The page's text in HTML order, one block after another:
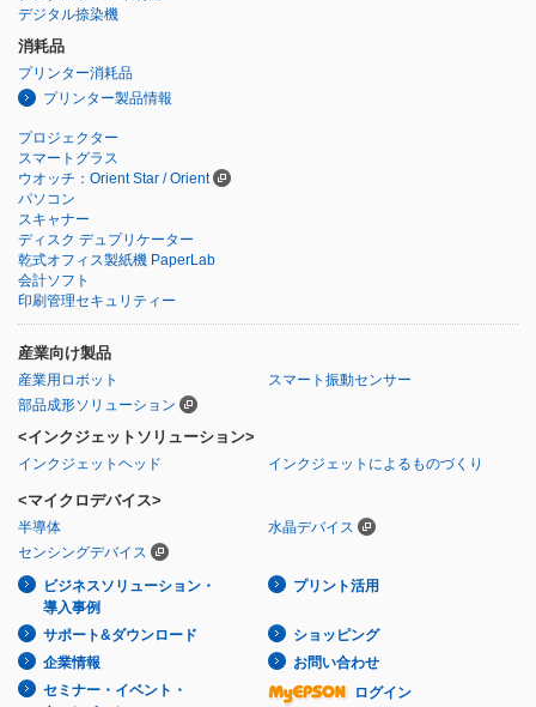
デジタル捺染機
消耗品
プリンター消耗品
プリンター製品情報
プロジェクター
スマートグラス
ウオッチ：Orient Star / Orient
パソコン
スキャナー
ディスク デュプリケーター
乾式オフィス製紙機 PaperLab
会計ソフト
印刷管理セキュリティー
産業向け製品
産業用ロボット
スマート振動センサー
部品成形ソリューション
<インクジェットソリューション>
インクジェットヘッド インクジェットによるものづくり
<マイクロデバイス>
半導体
水晶デバイス
センシングデバイス
ビジネスソリューション・
導入事例
プリント活用
サポート&ダウンロード
ショッピング
企業情報
お問い合わせ
セミナー・イベント・
ログイン